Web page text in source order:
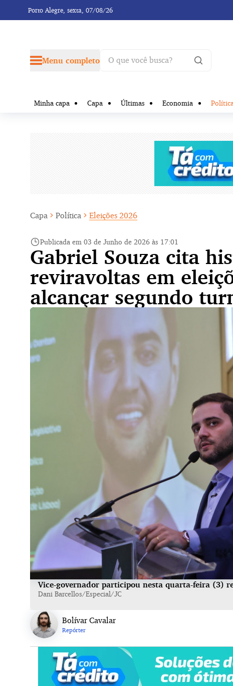
Porto Alegre, sexta, 07/08/26
Menu completo
Minha capa Capa Últimas Economia Política
Capa Política Eleições 2026
Publicada em 03 de Junho de 2026 às 17:01
Gabriel Souza cita
reviravoltas em
alcançar segundo
Vice-governador participou nesta quarta-feira (3)
Dani Barcellos/Especial/JC
Bolívar Cavalar
Repórter